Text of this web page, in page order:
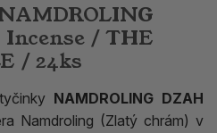
/ THE
/ 24ks
NAMDROLING DZAH
Namdroling (Zlatý chrám) v